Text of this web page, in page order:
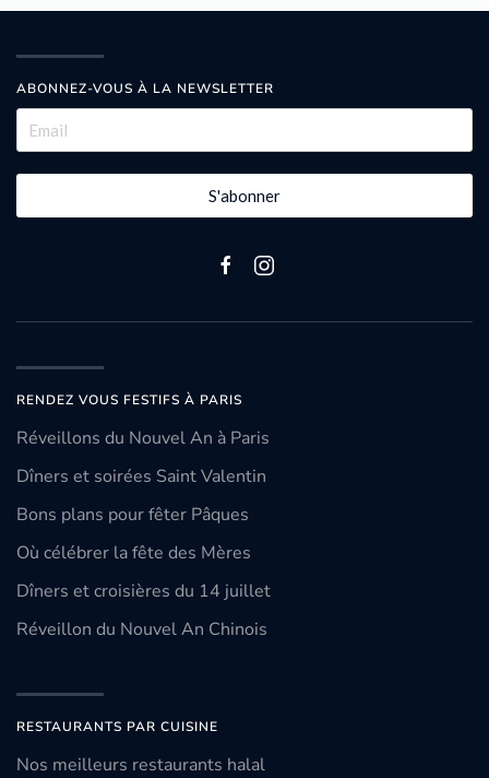
ABONNEZ-VOUS À LA NEWSLETTER
S'abonner
RENDEZ VOUS FESTIFS À PARIS
Réveillons du Nouvel An à Paris
Dîners et soirées Saint Valentin
Bons plans pour fêter Pâques
Où célébrer la fête des Mères
Dîners et croisières du 14 juillet
Réveillon du Nouvel An Chinois
RESTAURANTS PAR CUISINE
Nos meilleurs restaurants halal